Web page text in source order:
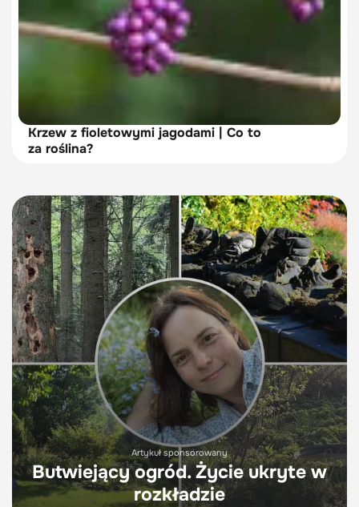
Krzew z fioletowymi jagodami | Co to
za roślina?
Artykuł sponsorowany
Butwiejący ogród. Życie ukryte w
rozkładzie